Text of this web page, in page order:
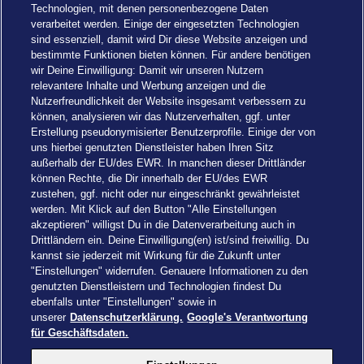
Drachenzähmen - Die Insel © 2026 DreamWorks Animation LLC
TM & © 2026 Columbia Pictures Industries, Inc. All Rights Reserved
© 2026 ABD Ltd/Hasbro/HCPL Ltd.
Einstellungen
Technologien, mit denen personenbezogene Daten
verarbeitet werden. Einige der eingesetzten Technologien
sind essenziell, damit wird Dir diese Website anzeigen und
bestimmte Funktionen bieten können. Für andere benötigen
wir Deine Einwilligung: Damit wir unseren Nutzern
relevantere Inhalte und Werbung anzeigen und die
Nutzerfreundlichkeit der Website insgesamt verbessern zu
können, analysieren wir das Nutzerverhalten, ggf. unter
Erstellung pseudonymisierter Benutzerprofile. Einige der von
uns hierbei genutzten Dienstleister haben Ihren Sitz
außerhalb der EU/des EWR. In manchen dieser Drittländer
können Rechte, die Dir innerhalb der EU/des EWR
zustehen, ggf. nicht oder nur eingeschränkt gewährleistet
werden. Mit Klick auf den Button "Alle Einstellungen
akzeptieren" willigst Du in die Datenverarbeitung auch in
Drittländern ein. Deine Einwilligung(en) ist/sind freiwillig. Du
kannst sie jederzeit mit Wirkung für die Zukunft unter
"Einstellungen" widerrufen. Genauere Informationen zu den
genutzten Dienstleistern und Technologien findest Du
ebenfalls unter "Einstellungen" sowie in
unserer Datenschutzerklärung. Google's Verantwortung
für Geschäftsdaten.